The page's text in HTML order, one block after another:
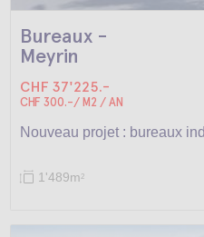
Bureaux -
Meyrin
CHF 37'225.-
CHF 300.-/ M2 / AN
Nouveau projet : bureaux
1'489m2